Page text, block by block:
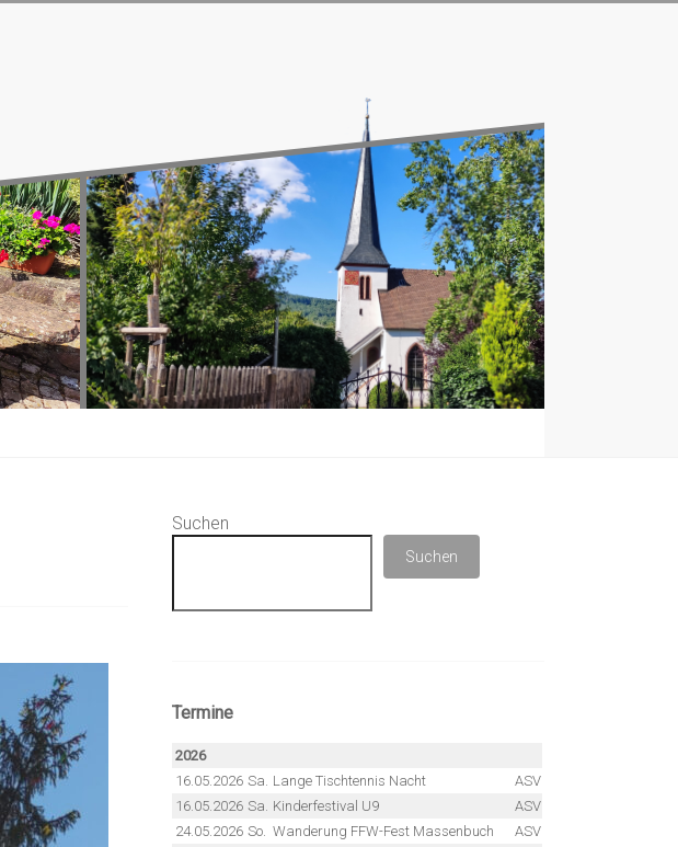
Suchen
Suchen
Termine
2026
16.05.2026 Sa. Lange Tischtennis Nacht
ASV
16.05.2026 Sa. Kinderfestival U9
ASV
24.05.2026 So. Wanderung FFW-Fest Massenbuch
ASV